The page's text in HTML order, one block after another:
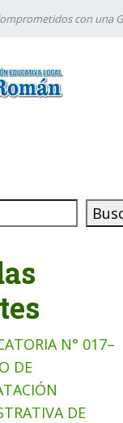
con una
N° 017–
DE
DE